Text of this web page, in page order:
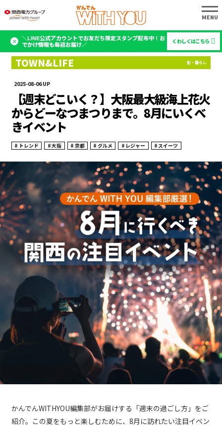
＼LINE公式アカウントでお友だち限定スタンプ配布中！お
でかけ情報も毎週お届け／
くわしくはこちら
2025-08-06
【週末どこいく？】大阪最大級海上花火
からどーなつまつりまで。8月にいくべ
きイベント
トレンド 大阪 京都 グルメ レジャー スイーツ
かんでんWITHYOU編集部がお届けする「週末の過ごし方」をご
紹介。この夏をもっと楽しむために、8月に訪れたい注目イベン